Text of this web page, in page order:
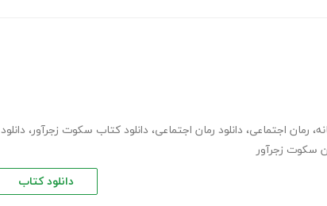
، رمان اجتماعی، دانلود رمان اجتماعی، دانلود کتاب سکوت زجرآور، دانلود
سکوت زجرآور
دانلود کتاب